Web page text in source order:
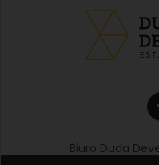
Biuro Duda